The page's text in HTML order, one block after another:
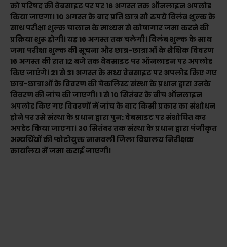
को परिषद की वेबसाइट पर पर 16 अगस्त तक ऑनलाइन अपलोड
किया जाएगा। 10 अगस्त के बाद प्रति छात्र सौ रुपये विलंब शुल्क के
साथ परीक्षा शुल्क चालान के माध्यम से कोषागार जमा करने की
प्रक्रिया शुरू होगी। यह 16 अगस्त तक चलेगी। विलंब शुल्क के साथ
जमा परीक्षा शुल्क की सूचना और छात्र-छात्राओं के शैक्षिक विवरण
16 अगस्त की रात 12 बजे तक वेबसाइट पर ऑनलाइन पर अपलोड
किए जाएंगे। 21 से 31 अगस्त के मध्य वेबसाइट पर अपलोड किए गए
छात्र-छात्राओं के विवरण की चेकलिस्ट संस्था के प्रधान द्वारा उनके
विवरण की जांच की जाएगी। 1 से 10 सितंबर के बीच ऑनलाइन
अपलोड किए गए विवरणों में जांच के बाद किसी प्रकार का संशोधन
होने पर उसे संस्था के प्रधान द्वारा पुन: वेबसाइट पर संशोधित कर
अपडेट किया जाएगा। 30 सितंबर तक संस्था के प्रधान द्वारा पंजीकृत
अभ्यर्थियों की फोटोयुक्त नामवली जिला विद्यालय निरीक्षक
कार्यालय में जमा कराई जाएगी।